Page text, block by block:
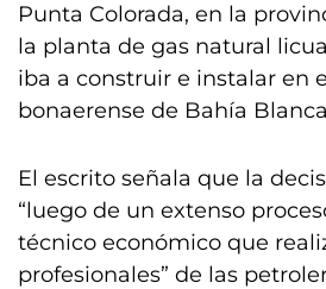
Punta Colorada, en la
la planta de gas natural
iba a construir e instalar en
bonaerense de Bahía
El escrito señala que la
“luego de un extenso
técnico económico que
profesionales” de las